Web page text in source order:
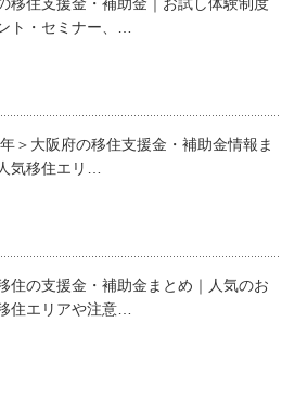
移住支援金・補助金｜お試し体験制度
ト・セミナー、…
＞大阪府の移住支援金・補助金情報ま
気移住エリ…
住の支援金・補助金まとめ｜人気のお
住エリアや注意…